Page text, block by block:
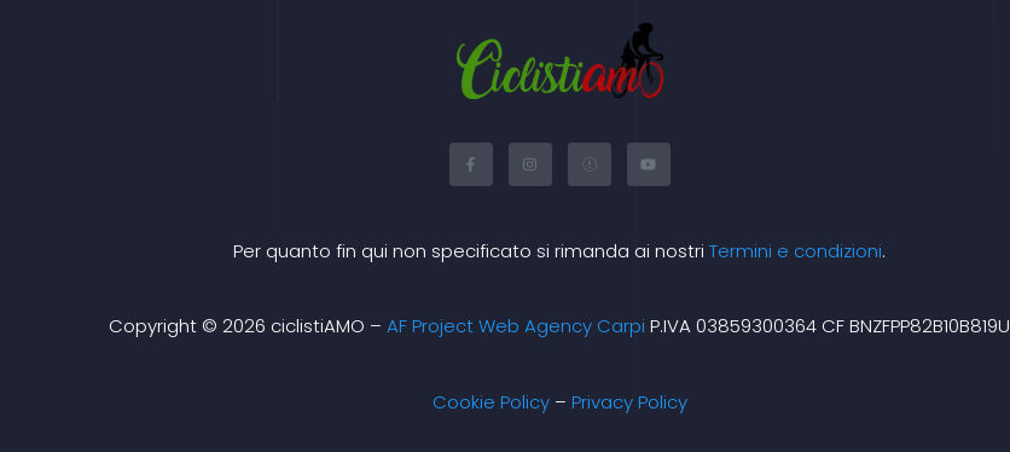
F
a
c
e
k
-
I
n
s
t
a
m
X
-
t
w
e
r
Y
o
t
Per quanto fin qui non specificato si rimanda ai nostri Termini e condizioni.
Copyright © 2026 ciclistiAMO – AF Project Web Agency Carpi P.IVA 03859300364 CF BNZFPP82B10B819U
Cookie Policy– Privacy Policy